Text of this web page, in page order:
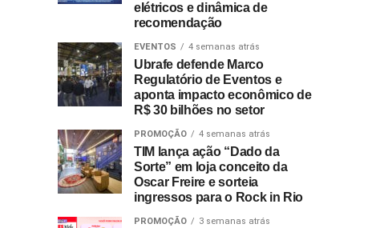
elétricos e dinâmica de
recomendação
EVENTOS 4 semanas atrás
Ubrafe defende Marco
Regulatório de Eventos e
aponta impacto econômico de
R$ 30 bilhões no setor
PROMOÇÃO 4 semanas atrás
TIM lança ação “Dado da
Sorte” em loja conceito da
Oscar Freire e sorteia
ingressos para o Rock in Rio
PROMOÇÃO 3 semanas atrás